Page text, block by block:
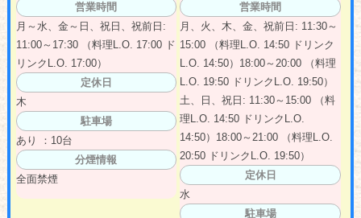
営業時間
月～水、金～日、祝日、祝前日:
11:00～17:30 （料理L.O. 17:00 ド
リンクL.O. 17:00）
定休日
木
駐車場
あり ：10台
分煙情報
全面禁煙
営業時間
月、火、木、金、祝前日: 11:30～
15:00 （料理L.O. 14:50 ドリンク
L.O. 14:50）18:00～20:00 （料理
L.O. 19:50 ドリンクL.O. 19:50）
土、日、祝日: 11:30～15:00 （料
理L.O. 14:50 ドリンクL.O.
14:50）18:00～21:00 （料理L.O.
20:50 ドリンクL.O. 19:50）
定休日
水
駐車場